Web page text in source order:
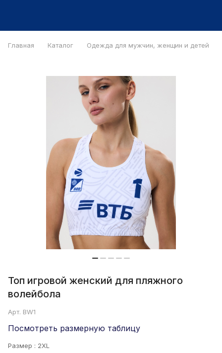
Главная Каталог Одежда для мужчин, женщин и детей
Топ игровой женский для пляжного
волейбола
Арт. BW1
Посмотреть размерную таблицу
Размер : 2XL